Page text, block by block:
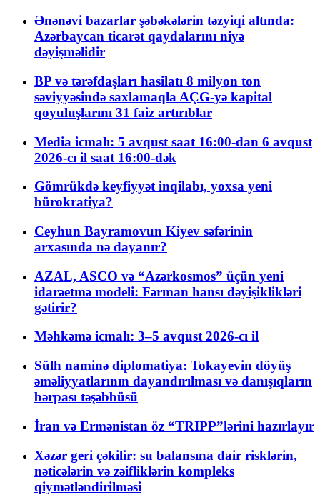
Ənənəvi bazarlar şəbəkələrin təzyiqi altında:
Azərbaycan ticarət qaydalarını niyə
dəyişməlidir
BP və tərəfdaşları hasilatı 8 milyon ton
səviyyəsində saxlamaqla AÇG-yə kapital
qoyuluşlarını 31 faiz artırıblar
Media icmalı: 5 avqust saat 16:00-dan 6 avqust
2026-cı il saat 16:00-dək
Gömrükdə keyfiyyət inqilabı, yoxsa yeni
bürokratiya?
Ceyhun Bayramovun Kiyev səfərinin
arxasında nə dayanır?
AZAL, ASCO və “Azərkosmos” üçün yeni
idarəetmə modeli: Fərman hansı dəyişiklikləri
gətirir?
Məhkəmə icmalı: 3–5 avqust 2026-cı il
Sülh naminə diplomatiya: Tokayevin döyüş
əməliyyatlarının dayandırılması və danışıqların
bərpası təşəbbüsü
İran və Ermənistan öz “TRIPP”lərini hazırlayır
Xəzər geri çəkilir: su balansına dair risklərin,
nəticələrin və zəifliklərin kompleks
qiymətləndirilməsi